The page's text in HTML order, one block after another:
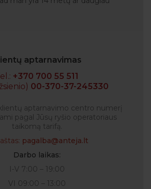
aptarnavimas
+370 700 55 511
00-370-37-245330
aptarnavimo centro numerį
pagal Jūsų ryšio operatoriaus
taikomą tarifą.
pagalba@anteja.lt
Darbo laikas:
I-V 7:00 – 19:00
VI 09:00 – 13:00